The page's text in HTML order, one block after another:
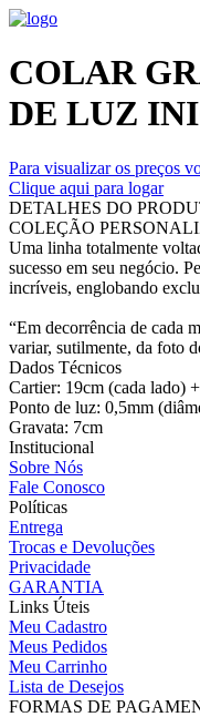
COLAR
DE LUZ
Para visualizar os preços
Clique aqui para logar
DETALHES DO
COLEÇÃO
Uma linha totalmente
sucesso em seu negócio.
incríveis, englobando
“Em decorrência de cada
variar, sutilmente, da foto
Dados Técnicos
Cartier: 19cm (cada lado)
Ponto de luz: 0,5mm
Gravata: 7cm
Institucional
Sobre Nós
Fale Conosco
Políticas
Entrega
Trocas e Devoluções
Privacidade
GARANTIA
Links Úteis
Meu Cadastro
Meus Pedidos
Meu Carrinho
Lista de Desejos
FORMAS DE